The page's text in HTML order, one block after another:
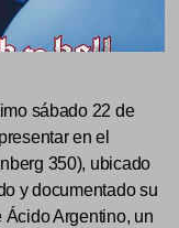
sábado 22 de
en el
350), ubicado
y documentado su
Argentino, un